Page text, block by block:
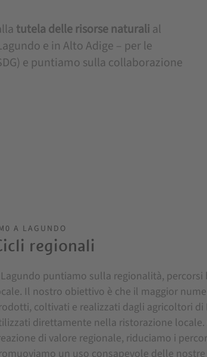
tutela delle risorse naturali al
e in Alto Adige – per le
e puntiamo sulla collaborazione
A LAGUNDO
regionali
puntiamo sulla regionalità, percorsi
Il nostro obiettivo è che il maggior
coltivati e realizzati dagli agricoltori di
direttamente nella ristorazione locale.
di valore regionale, riduciamo i
un uso consapevole delle nostre